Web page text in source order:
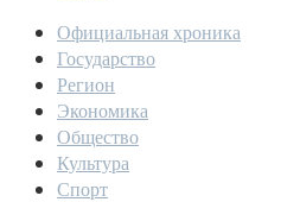
Официальная хроника
Государство
Регион
Экономика
Общество
Культура
Спорт